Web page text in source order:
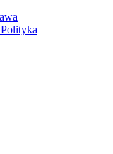
Polityka